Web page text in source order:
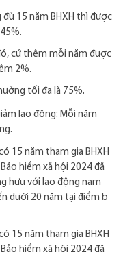
15 năm BHXH thì được
cứ thêm mỗi năm được
2%.
tối đa là 75%.
lao động: Mỗi năm
15 năm tham gia BHXH
hiểm xã hội 2024 đã
hưu với lao động nam
dưới 20 năm tại điểm b
15 năm tham gia BHXH
hiểm xã hội 2024 đã